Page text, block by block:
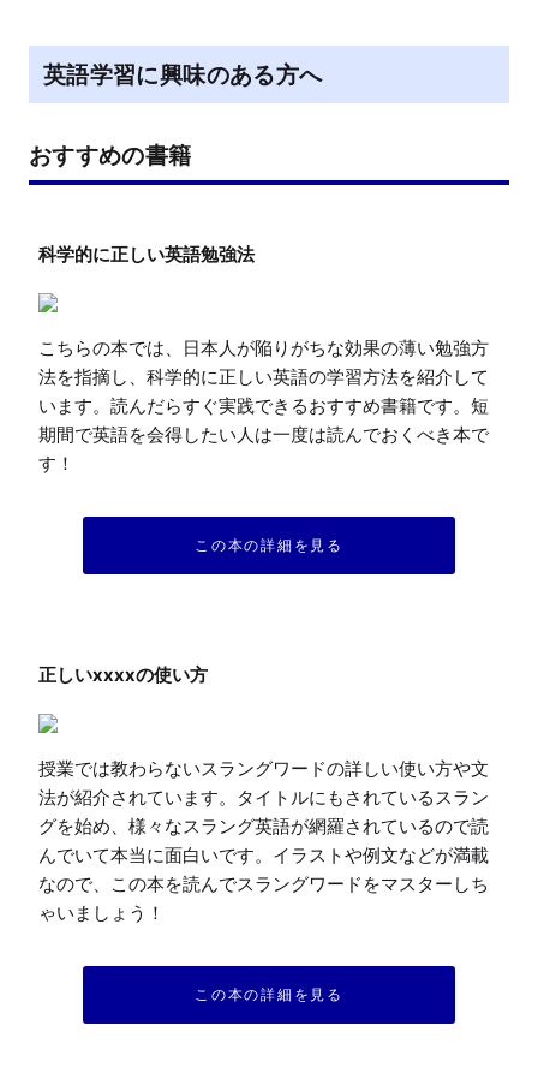
英語学習に興味のある方へ
おすすめの書籍
こちらの本では、日本人が陥りがちな効果の薄い勉強方
法を指摘し、科学的に正しい英語の学習方法を紹介して
います。読んだらすぐ実践できるおすすめ書籍です。短
期間で英語を会得したい人は一度は読んでおくべき本で
す！
この本の詳細を見る
授業では教わらないスラングワードの詳しい使い方や文
法が紹介されています。タイトルにもされているスラン
グを始め、様々なスラング英語が網羅されているので読
んでいて本当に面白いです。イラストや例文などが満載
なので、この本を読んでスラングワードをマスターしち
ゃいましょう！
この本の詳細を見る